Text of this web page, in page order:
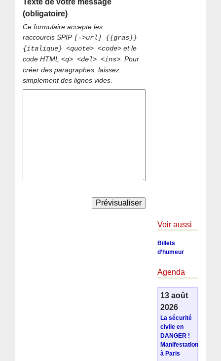
(obligatoire)
Ce formulaire accepte les
raccourcis SPIP [->url] {{gras}}
{italique} <quote> <code> et le
code HTML<q> <del> <ins> . Pour
créer des paragraphes, laissez
simplement des lignes vides.
Voir aussi
Billets
d’humeur
Agenda
13 août
2026
La sécurité
civile en
DANGER !
Manifestation
à Paris